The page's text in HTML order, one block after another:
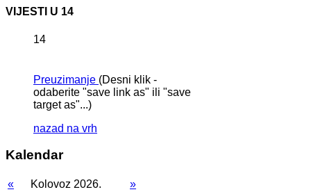
VIJESTI U 14
14
Preuzimanje (Desni klik -
odaberite "save link as" ili "save
target as"...)
nazad na vrh
Kalendar
« Kolovoz 2026.
»